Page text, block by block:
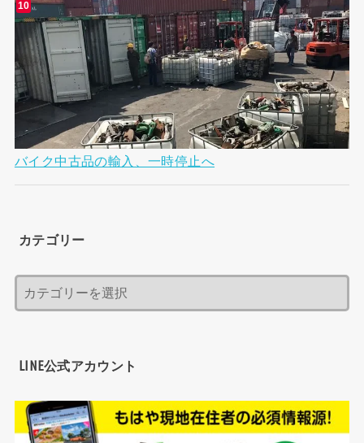
バイク中古品の輸入、一時停止へ
カテゴリー
LINE公式アカウント